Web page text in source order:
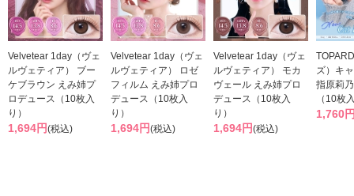
Velvetear 1day（ヴェ
ルヴェティア） ブー
ケブラウン えみ姉プ
ロデュース（10枚入
り）
1,694円(税込)
Velvetear 1day（ヴェ
ルヴェティア） ロゼ
フィルム えみ姉プロ
デュース（10枚入
り）
1,694円(税込)
Velvetear 1day（ヴェ
ルヴェティア） モカ
ヴェール えみ姉プロ
デュース（10枚入
り）
1,694円(税込)
ズ）キ
指原莉
（10枚
1,760